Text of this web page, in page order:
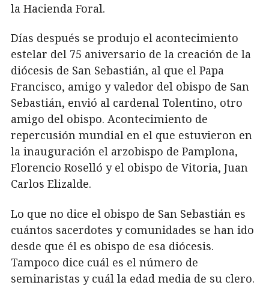
la Hacienda Foral.
Días después se produjo el acontecimiento
estelar del 75 aniversario de la creación de la
diócesis de San Sebastián, al que el Papa
Francisco, amigo y valedor del obispo de San
Sebastián, envió al cardenal Tolentino, otro
amigo del obispo. Acontecimiento de
repercusión mundial en el que estuvieron en
la inauguración el arzobispo de Pamplona,
Florencio Roselló y el obispo de Vitoria, Juan
Carlos Elizalde.
Lo que no dice el obispo de San Sebastián es
cuántos sacerdotes y comunidades se han ido
desde que él es obispo de esa diócesis.
Tampoco dice cuál es el número de
seminaristas y cuál la edad media de su clero.